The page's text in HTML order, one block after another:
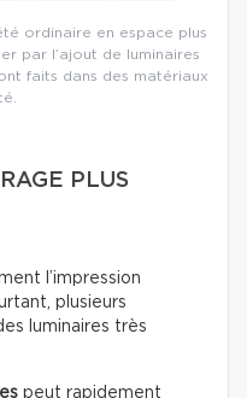
ordinaire en espace plus
par l’ajout de luminaires
faits dans des matériaux
PLUS
l’impression
plusieurs
luminaires très
peut rapidement